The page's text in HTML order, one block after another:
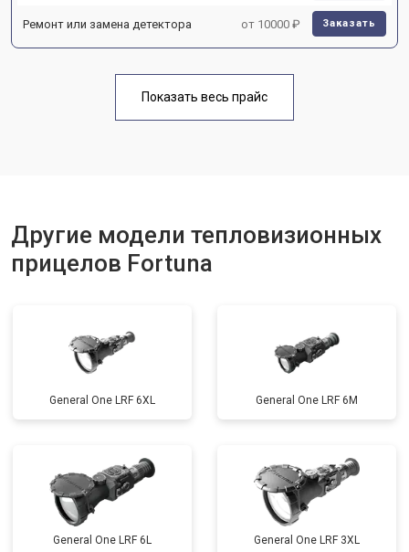
Ремонт или замена детектора от 10000 ₽ Заказать
Показать весь прайс
Другие модели тепловизионных
прицелов Fortuna
General One LRF 6XL General One LRF 6M
General One LRF 6L General One LRF 3XL